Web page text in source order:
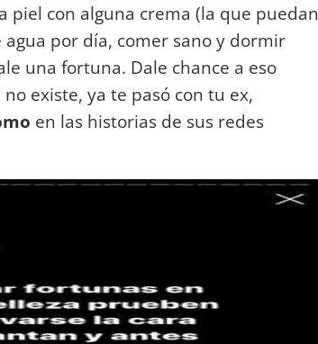
piel con alguna crema (la que puedan
por día, comer sano y dormir
una fortuna. Dale chance a eso
existe, ya te pasó con tu ex,
en las historias de sus redes